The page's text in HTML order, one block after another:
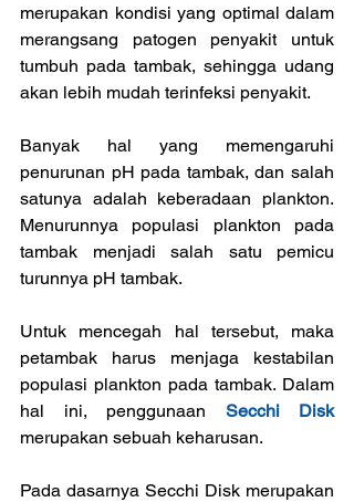
merupakan kondisi yang optimal dalam
merangsang patogen penyakit untuk
tumbuh pada tambak, sehingga udang
akan lebih mudah terinfeksi penyakit.
Banyak hal yang memengaruhi
penurunan pH pada tambak, dan salah
satunya adalah keberadaan plankton.
Menurunnya populasi plankton pada
tambak menjadi salah satu pemicu
turunnya pH tambak.
Untuk mencegah hal tersebut, maka
petambak harus menjaga kestabilan
populasi plankton pada tambak. Dalam
hal ini, penggunaan Secchi Disk
merupakan sebuah keharusan.
Pada dasarnya Secchi Disk merupakan